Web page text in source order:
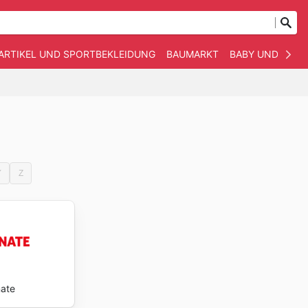
UND SPORTBEKLEIDUNG BAUMARKT BABY UND KIND
Z